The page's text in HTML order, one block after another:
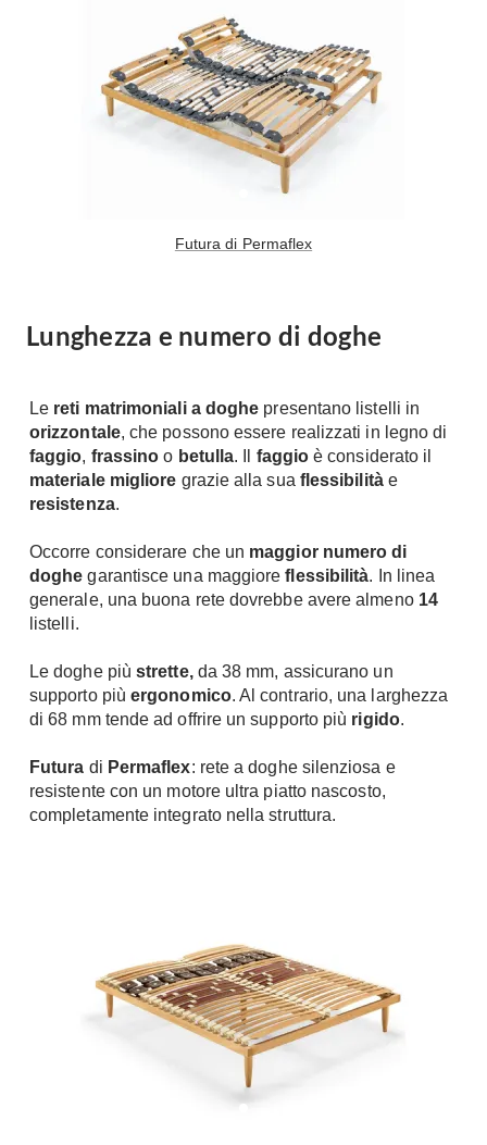
Lattice
Memory Foam
Cabine Doccia
Accessori Bagno
Rubinetteria
Vasche da Bagno
Arredo giardino
Tende da sole
Scale Interni
Ringhiere
Rivestimenti
Laminato
Pavimenti esterni
Fai da Te
Il fai da te in bagno
Casa fai da te
Bricolage
Futura di Permaflex
Lunghezza e numero di doghe
Le reti matrimoniali a doghe presentano listelli in
orizzontale, che possono essere realizzati in legno di
faggio, frassino o betulla. Il faggioè considerato il
materiale migliore grazie alla sua flessibilitàe
resistenza.
Occorre considerare che un maggior numero di
doghe garantisce una maggioreflessibilità. In linea
generale, una buona rete dovrebbe avere almeno 14
listelli.
Le doghe piùstrette,da 38 mm, assicurano un
supporto piùergonomico. Al contrario, una larghezza
di 68 mm tende ad offrire un supporto più rigido.
Futura di Permaflex: rete a doghe silenziosa e
resistente con un motore ultra piatto nascosto,
completamente integrato nella struttura.